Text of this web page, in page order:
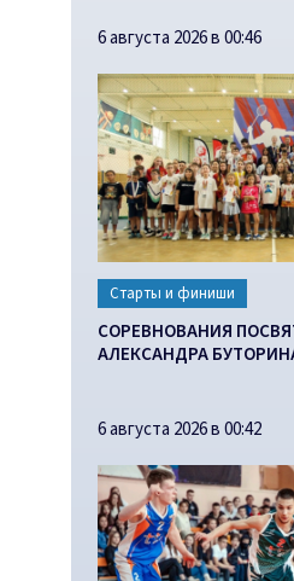
6 августа 2026 в 00:46
Старты и финиши
СОРЕВНОВАНИЯ
АЛЕКСАНДРА
6 августа 2026 в 00:42